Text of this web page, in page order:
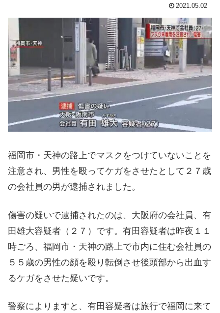
2021.05.02
福岡市・天神の路上でマスクをつけていないことを
注意され、男性を殴ってケガをさせたとして２７歳
の会社員の男が逮捕されました。
傷害の疑いで逮捕されたのは、大阪府の会社員、有
田雄大容疑者（２７）です。有田容疑者は昨夜１１
時ごろ、福岡市・天神の路上で市内に住む会社員の
５５歳の男性の顔を殴り転倒させ後頭部から出血す
るケガをさせた疑いです。
警察によりますと、有田容疑者は旅行で福岡に来て